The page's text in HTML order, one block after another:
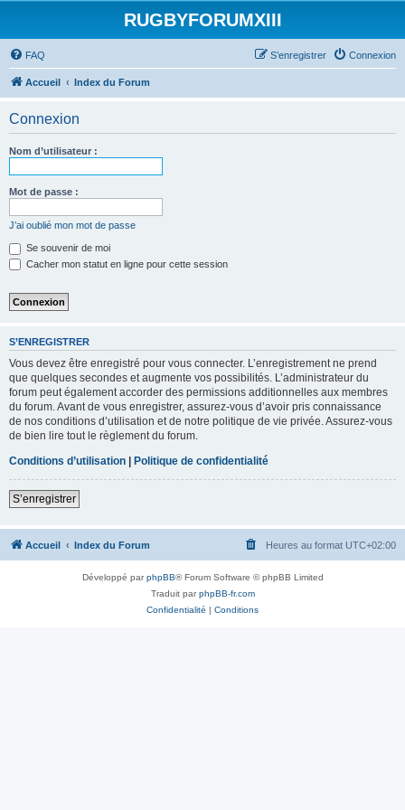
RUGBYFORUMXIII
FAQ Connexion
S’enregistrer
Accueil Index du Forum
Connexion
Nom d’utilisateur :
Mot de passe :
J’ai oublié mon mot de passe
Se souvenir de moi
Cacher mon statut en ligne pour cette session
S’ENREGISTRER
Vous devez être enregistré pour vous connecter. L’enregistrement ne prend
que quelques secondes et augmente vos possibilités. L’administrateur du
forum peut également accorder des permissions additionnelles aux membres
du forum. Avant de vous enregistrer, assurez-vous d’avoir pris connaissance
de nos conditions d’utilisation et de notre politique de vie privée. Assurez-vous
de bien lire tout le règlement du forum.
Conditions d’utilisation | Politique de confidentialité
S’enregistrer
Accueil Index du Forum Heures au format UTC+02:00
Développé parphpBB® Forum Software © phpBB Limited
Traduit parphpBB-fr.com
Confidentialité | Conditions